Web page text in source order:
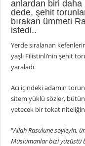
anlardan biri daha
dede, şehit
bırakan ümmeti
istedi..
Yerde sıralanan
yaşlı Filistinli’nin şehit
yaraladı.
Acı içindeki adamın
sitem yüklü sözler,
yetecek bir tokat
“Allah Rasulune söyleyin,
Müslümanlar bizi yüzüstü